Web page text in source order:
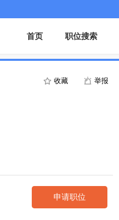
首页 职位搜索
收藏 举报
申请职位